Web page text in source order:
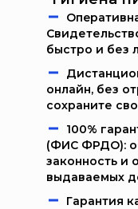
быстро и без
онлайн, без
сохраните
100%
(ФИС ФРДО):
законность и
выдаваемых
Гарантия